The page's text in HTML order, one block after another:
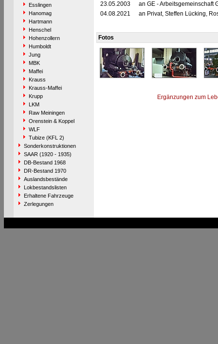
Esslingen
Hanomag
Hartmann
Henschel
Hohenzollern
Humboldt
Jung
MBK
Maffei
Krauss
Krauss-Maffei
Krupp
LKM
Raw Meiningen
Orenstein & Koppel
WLF
Tubize (KFL 2)
Sonderkonstruktionen
SAAR (1920 - 1935)
DB-Bestand 1968
DR-Bestand 1970
Auslandsbestände
Lokbestandslisten
Erhaltene Fahrzeuge
Zerlegungen
23.05.2003
an GE - Arbeitsgemeinschaft
04.08.2021
an Privat, Steffen Lücking,
Fotos
Ergänzungen zum